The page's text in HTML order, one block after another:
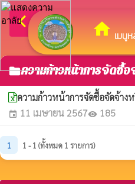
home เมนู
arrow_back_ios กลับเมนูหลัก
folderความก้าวหน้าการจัดซื้
ความก้าวหน้าการจัดซื้อจัดจ้าง
event 11 เมษายน 2567visibility 185
1 1 - 1 (ทั้งหมด 1 รายการ)